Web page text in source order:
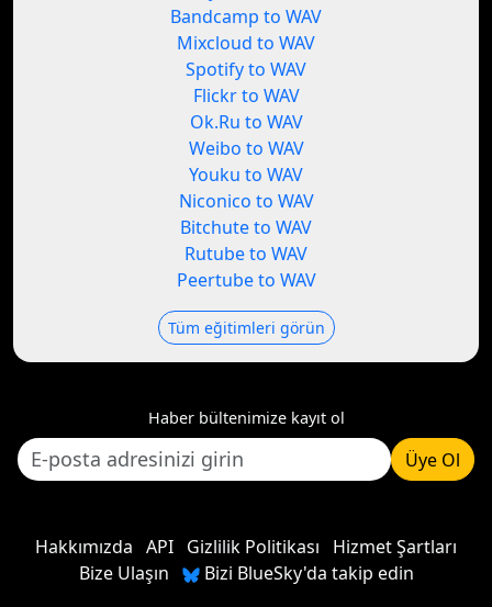
Bandcamp to WAV
Mixcloud to WAV
Spotify to WAV
Flickr to WAV
Ok.Ru to WAV
Weibo to WAV
Youku to WAV
Niconico to WAV
Bitchute to WAV
Rutube to WAV
Peertube to WAV
Tüm eğitimleri görün
Haber bültenimize kayıt ol
Üye Ol
Hakkımızda API Gizlilik Politikası
Hizmet Şartları
Bize Ulaşın
Bizi BlueSky'da takip edin